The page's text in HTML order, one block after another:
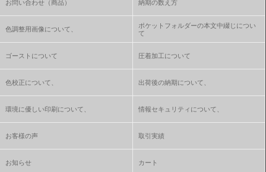
色調整用画像について、
ポケットフォルダーの本文中綴じについ
て
ゴーストについて 圧着加工について
色校正について、 出荷後の納期について、
環境に優しい印刷について、 情報セキュリティについて、
お客様の声 取引実績
お知らせ カート